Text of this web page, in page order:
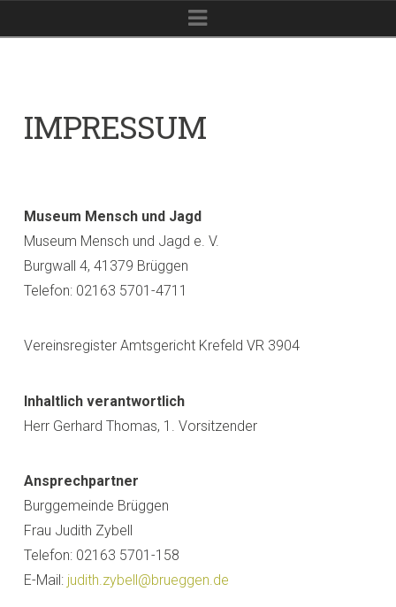
Navigation
IMPRESSUM
Museum Mensch und Jagd
Museum Mensch und Jagd e. V.
Burgwall 4, 41379 Brüggen
Telefon: 02163 5701-4711
Vereinsregister Amtsgericht Krefeld VR 3904
Inhaltlich verantwortlich
Herr Gerhard Thomas, 1. Vorsitzender
Ansprechpartner
Burggemeinde Brüggen
Frau Judith Zybell
Telefon: 02163 5701-158
E-Mail: judith.zybell@brueggen.de